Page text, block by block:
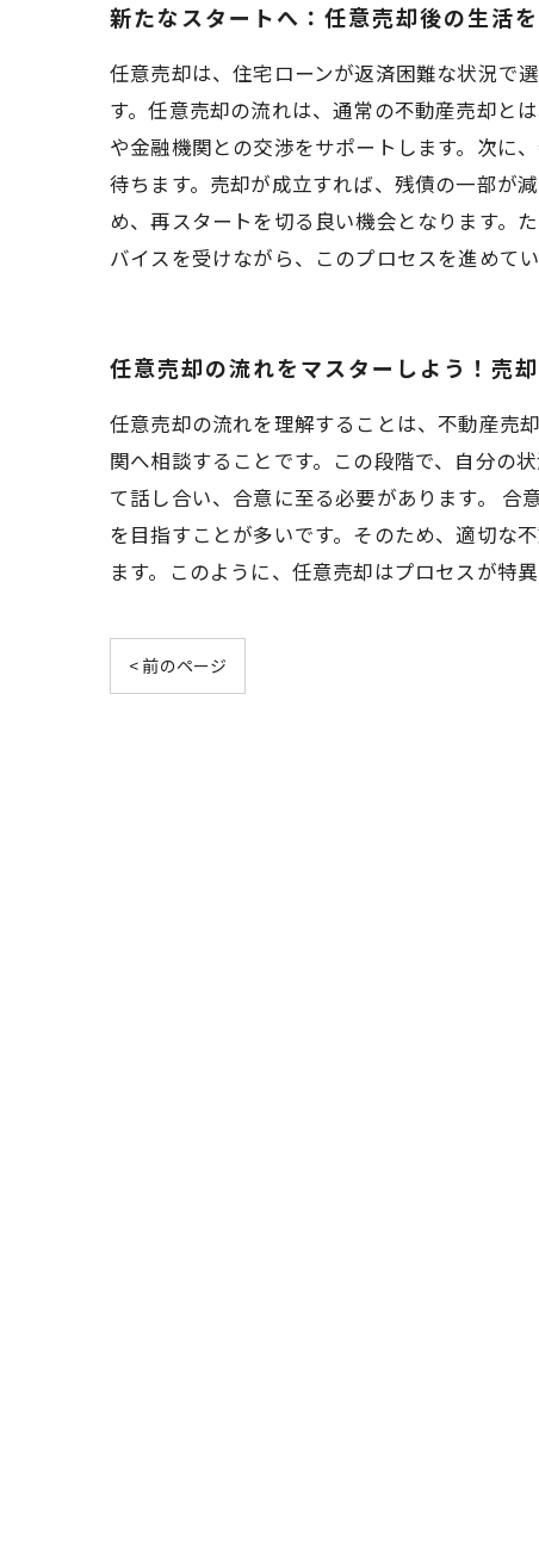
新たなスタートへ：任意売却後の生活
任意売却は、住宅ローンが返済困難な状況で
す。任意売却の流れは、通常の不動産売却と
や金融機関との交渉をサポートします。次に
待ちます。売却が成立すれば、残債の一部が
め、再スタートを切る良い機会となります。
バイスを受けながら、このプロセスを進めてい
任意売却の流れをマスターしよう！売
任意売却の流れを理解することは、不動産売
関へ相談することです。この段階で、自分の
て話し合い、合意に至る必要があります。 合
を目指すことが多いです。そのため、適切な
ます。このように、任意売却はプロセスが特
< 前のページ